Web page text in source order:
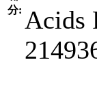
分: Acids